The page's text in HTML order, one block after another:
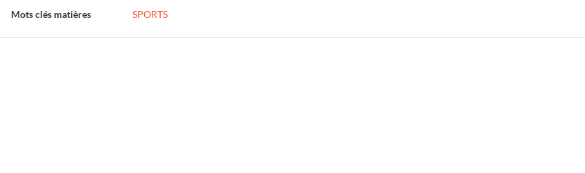
Mots clés matières
SPORTS